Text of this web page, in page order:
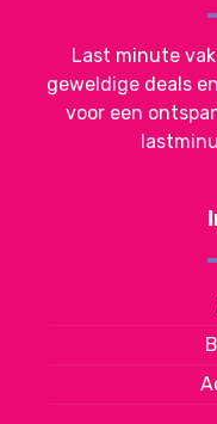
Last minute
geweldige deals
voor een